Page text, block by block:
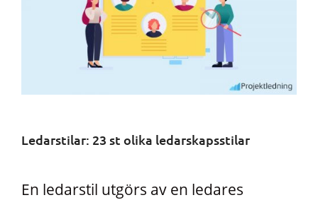
Ledarstilar: 23 st olika ledarskapsstilar
En ledarstil utgörs av en ledares